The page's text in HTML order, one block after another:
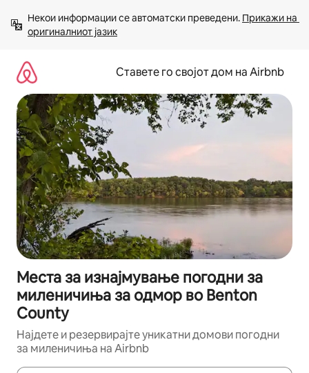
содржина
Некои информации се автоматски преведени. Прикажи на
оригиналниот јазик
Ставете го својот дом на Airbnb
Места за изнајмување погодни за
миленичиња за одмор во Benton
County
Најдете и резервирајте уникатни домови погодни
за миленичиња на Airbnb